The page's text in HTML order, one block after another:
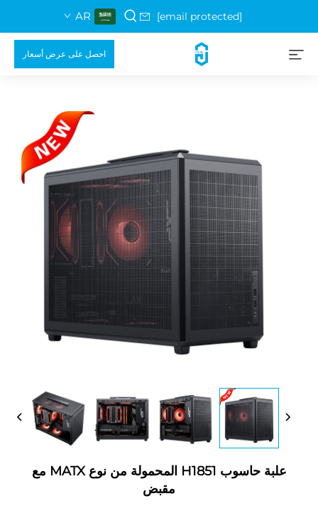
[email protected]
AR
احصل على عرض أسعار
علبة حاسوب H1851 المحمولة من نوع MATX مع
مقبض